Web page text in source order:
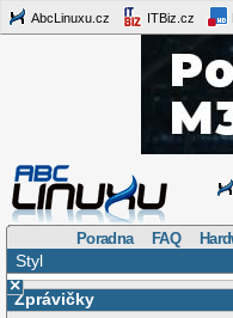
AbcLinuxu.cz ITBiz.cz
Poradna FAQ
Styl
×
Zprávičky